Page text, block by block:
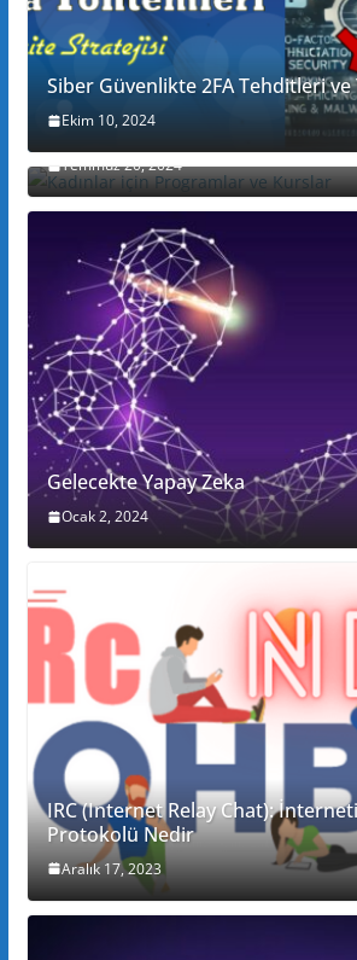
Siber Güvenlikte 2FA Tehditleri ve
Ekim 10, 2024
Kadınlar için Programlar ve
Temmuz 20, 2024
Gelecekte Yapay Zeka
Ocak 2, 2024
IRC (Internet Relay Chat):
Protokolü Nedir
Aralık 17, 2023